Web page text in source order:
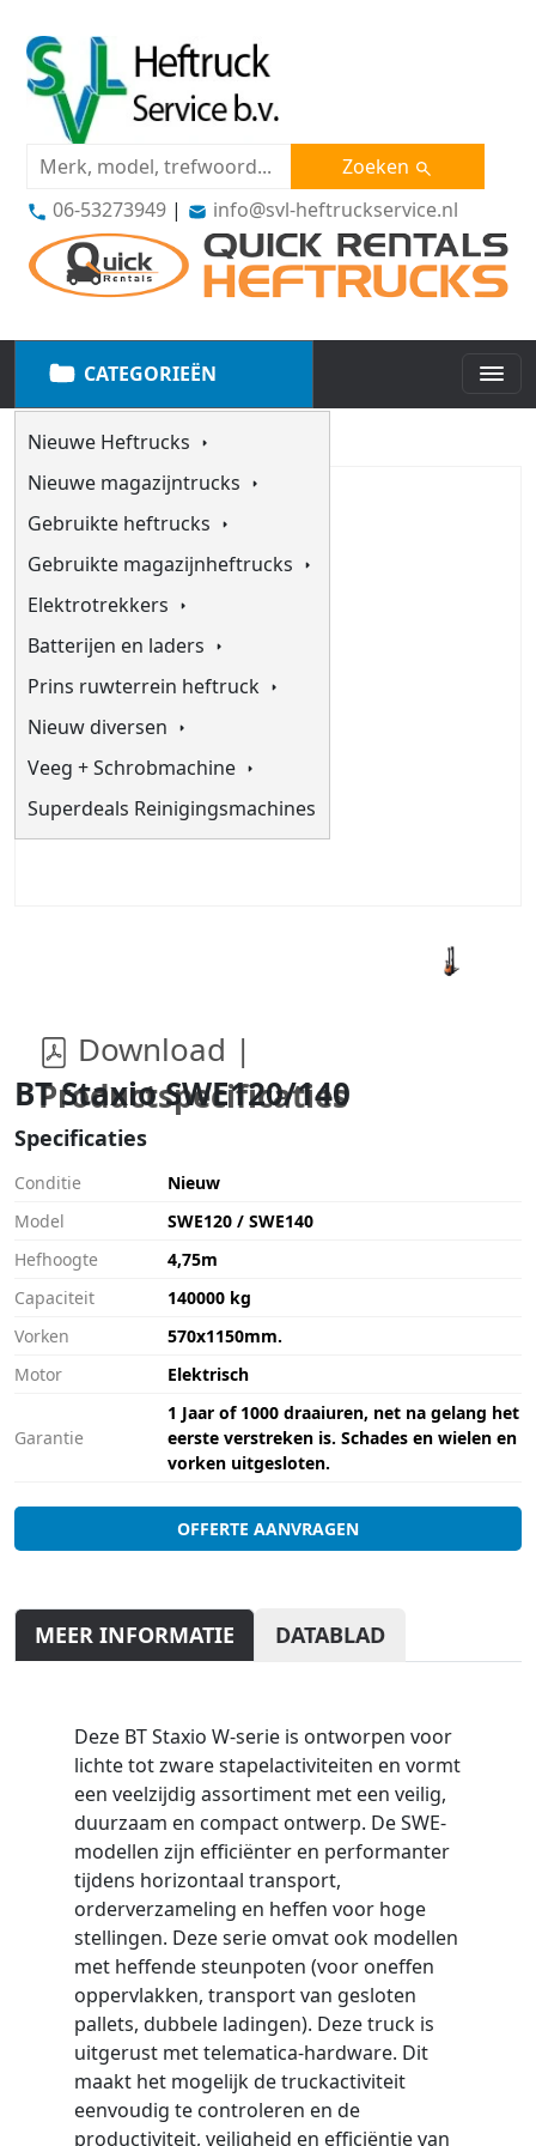
Zoeken
06-53273949 | info@svl-heftruckservice.nl
CATEGORIEËN
Nieuwe Heftrucks
Nieuwe magazijntrucks
Gebruikte heftrucks
Gebruikte magazijnheftrucks
Elektrotrekkers
Batterijen en laders
Prins ruwterrein heftruck
Nieuw diversen
Veeg + Schrobmachine
Superdeals Reinigingsmachines
Download |
Productspecificaties
BT Staxio SWE120/140
Specificaties
Conditie
Nieuw
Model
SWE120 / SWE140
Hefhoogte
4,75m
Capaciteit
140000 kg
Vorken
570x1150mm.
Motor
Elektrisch
Garantie
1 Jaar of 1000 draaiuren, net na gelang het
eerste verstreken is. Schades en wielen en
vorken uitgesloten.
OFFERTE AANVRAGEN
MEER INFORMATIE DATABLAD
Deze BT Staxio W-serie is ontworpen voor
lichte tot zware stapelactiviteiten en vormt
een veelzijdig assortiment met een veilig,
duurzaam en compact ontwerp. De SWE-
modellen zijn efficiënter en performanter
tijdens horizontaal transport,
orderverzameling en heffen voor hoge
stellingen. Deze serie omvat ook modellen
met heffende steunpoten (voor oneffen
oppervlakken, transport van gesloten
pallets, dubbele ladingen). Deze truck is
uitgerust met telematica-hardware. Dit
maakt het mogelijk de truckactiviteit
eenvoudig te controleren en de
productiviteit, veiligheid en efficiëntie van